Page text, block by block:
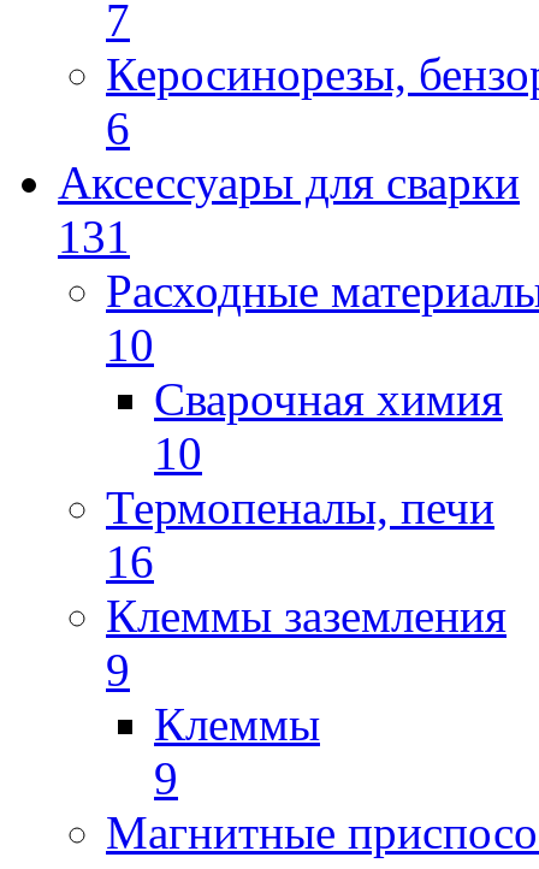
7
Керосинорезы,
6
Аксессуары для сварки
131
Расходные
10
Сварочная химия
10
Термопеналы, печи
16
Клеммы заземления
9
Клеммы
9
Магнитные